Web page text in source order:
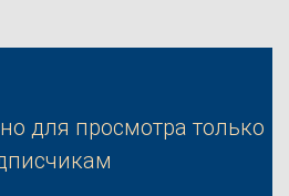
для просмотра только